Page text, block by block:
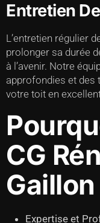
Entretien
L’entretien régulier
prolonger sa durée
à l’avenir. Notre
approfondies et des
votre toit en
CG
Gaillon
Expertise et